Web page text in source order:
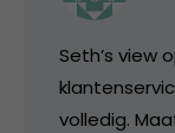
Seth’s view
volledig.